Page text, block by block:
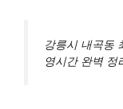
강릉시 내곡동
영시간 완벽 정